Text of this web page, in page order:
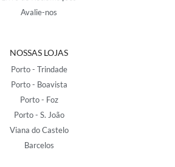
Avalie-nos
NOSSAS LOJAS
Porto - Trindade
Porto - Boavista
Porto - Foz
Porto - S. João
Viana do Castelo
Barcelos